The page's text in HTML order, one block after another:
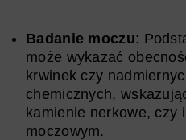
Badanie moczu:
może wykazać
krwinek czy
chemicznych,
kamienie nerkowe, czy
moczowym.